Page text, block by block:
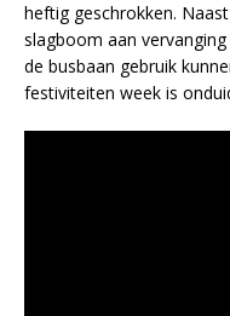
heftig geschrokken.
slagboom aan
de busbaan gebruik
festiviteiten week is